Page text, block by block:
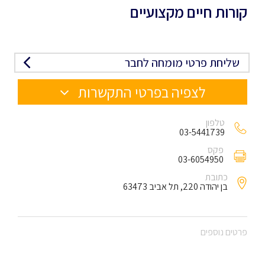
קורות חיים מקצועיים
שליחת פרטי מומחה לחבר
לצפיה בפרטי התקשרות
טלפון
03-5441739
פקס
03-6054950
כתובת
בן יהודה 220, תל אביב 63473
פרטים נוספים